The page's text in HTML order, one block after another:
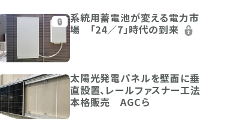
🔒
系統用蓄電池が変える電力市
場 「24／7」時代の到来
太陽光発電パネルを壁面に垂
直設置、レールファスナー工法
本格販売 AGCら